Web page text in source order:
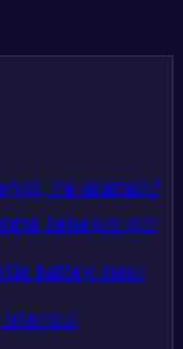
ne aramalı?
deneyim için
kaliteyi nasıl